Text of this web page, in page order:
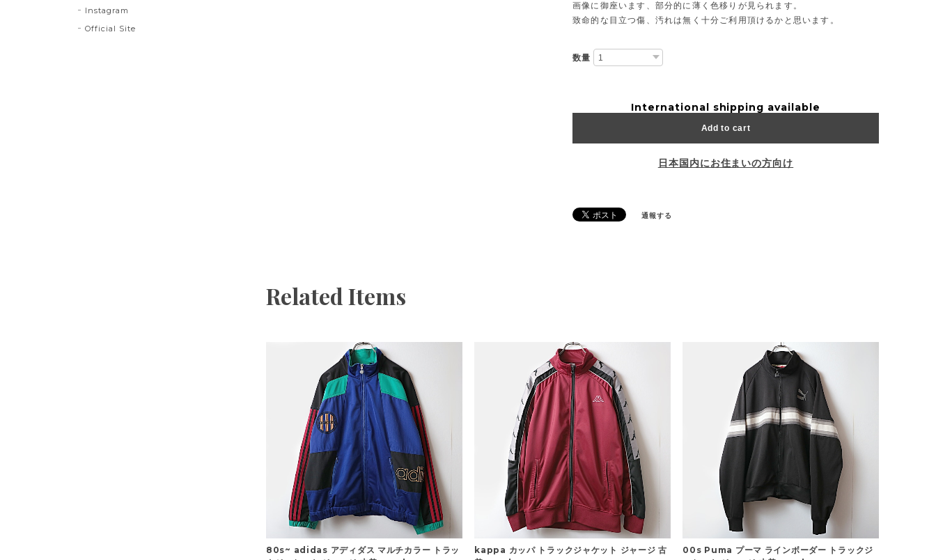
画像に御座います、部分的に薄く色移りが見られます。
致命的な目立つ傷、汚れは無く十分ご利用頂けるかと思います。
数量
International shipping available
Add to cart
日本国内にお住まいの方向け
通報する
Related Items
80s~ adidas アディダス マルチカラー トラッ
kappa カッパ トラックジャケット ジャージ 古
00s Puma プーマ ラインボーダー トラックジ
Instagram
Official Site